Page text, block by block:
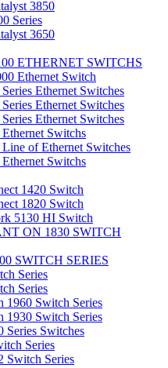
3850
Series
3650
ETHERNET SWITCHS
Ethernet Switch
Ethernet Switches
Ethernet Switches
Ethernet Switches
Switchs
of Ethernet Switches
Switchs
1420 Switch
1820 Switch
5130 HI Switch
ON 1830 SWITCH
SWITCH SERIES
Series
Series
1960 Switch Series
1930 Switch Series
Series Switches
Series
Switch Series